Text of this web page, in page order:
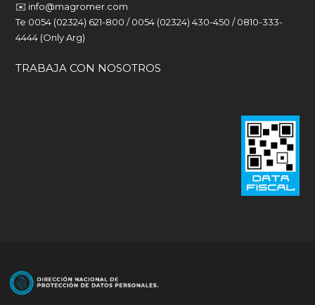
✉️ info@magromer.com
Te 0054 (02324) 621-800 / 0054 (02324) 430-450 / 0810-333-
4444 (Only Arg)
TRABAJA CON NOSOTROS